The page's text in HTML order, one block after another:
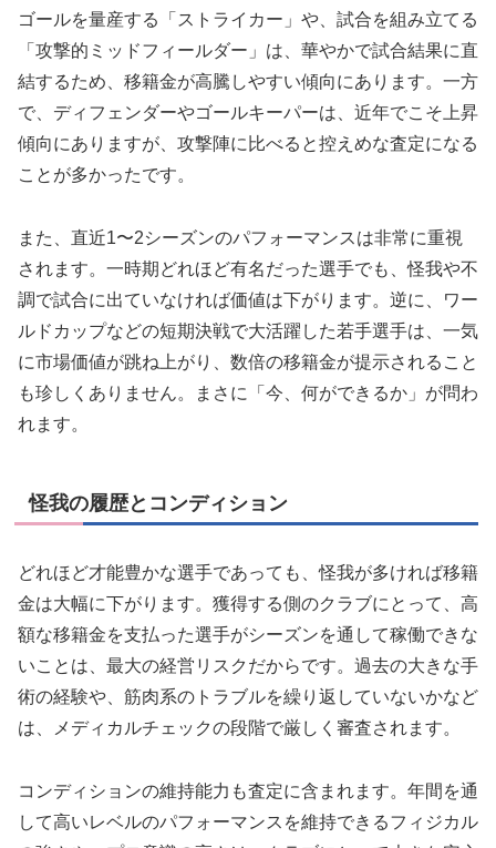
ゴールを量産する「ストライカー」や、試合を組み立てる
「攻撃的ミッドフィールダー」は、華やかで試合結果に直
結するため、移籍金が高騰しやすい傾向にあります。一方
で、ディフェンダーやゴールキーパーは、近年でこそ上昇
傾向にありますが、攻撃陣に比べると控えめな査定になる
ことが多かったです。
また、直近1〜2シーズンのパフォーマンスは非常に重視
されます。一時期どれほど有名だった選手でも、怪我や不
調で試合に出ていなければ価値は下がります。逆に、ワー
ルドカップなどの短期決戦で大活躍した若手選手は、一気
に市場価値が跳ね上がり、数倍の移籍金が提示されること
も珍しくありません。まさに「今、何ができるか」が問わ
れます。
怪我の履歴とコンディション
どれほど才能豊かな選手であっても、怪我が多ければ移籍
金は大幅に下がります。獲得する側のクラブにとって、高
額な移籍金を支払った選手がシーズンを通して稼働できな
いことは、最大の経営リスクだからです。過去の大きな手
術の経験や、筋肉系のトラブルを繰り返していないかなど
は、メディカルチェックの段階で厳しく審査されます。
コンディションの維持能力も査定に含まれます。年間を通
して高いレベルのパフォーマンスを維持できるフィジカル